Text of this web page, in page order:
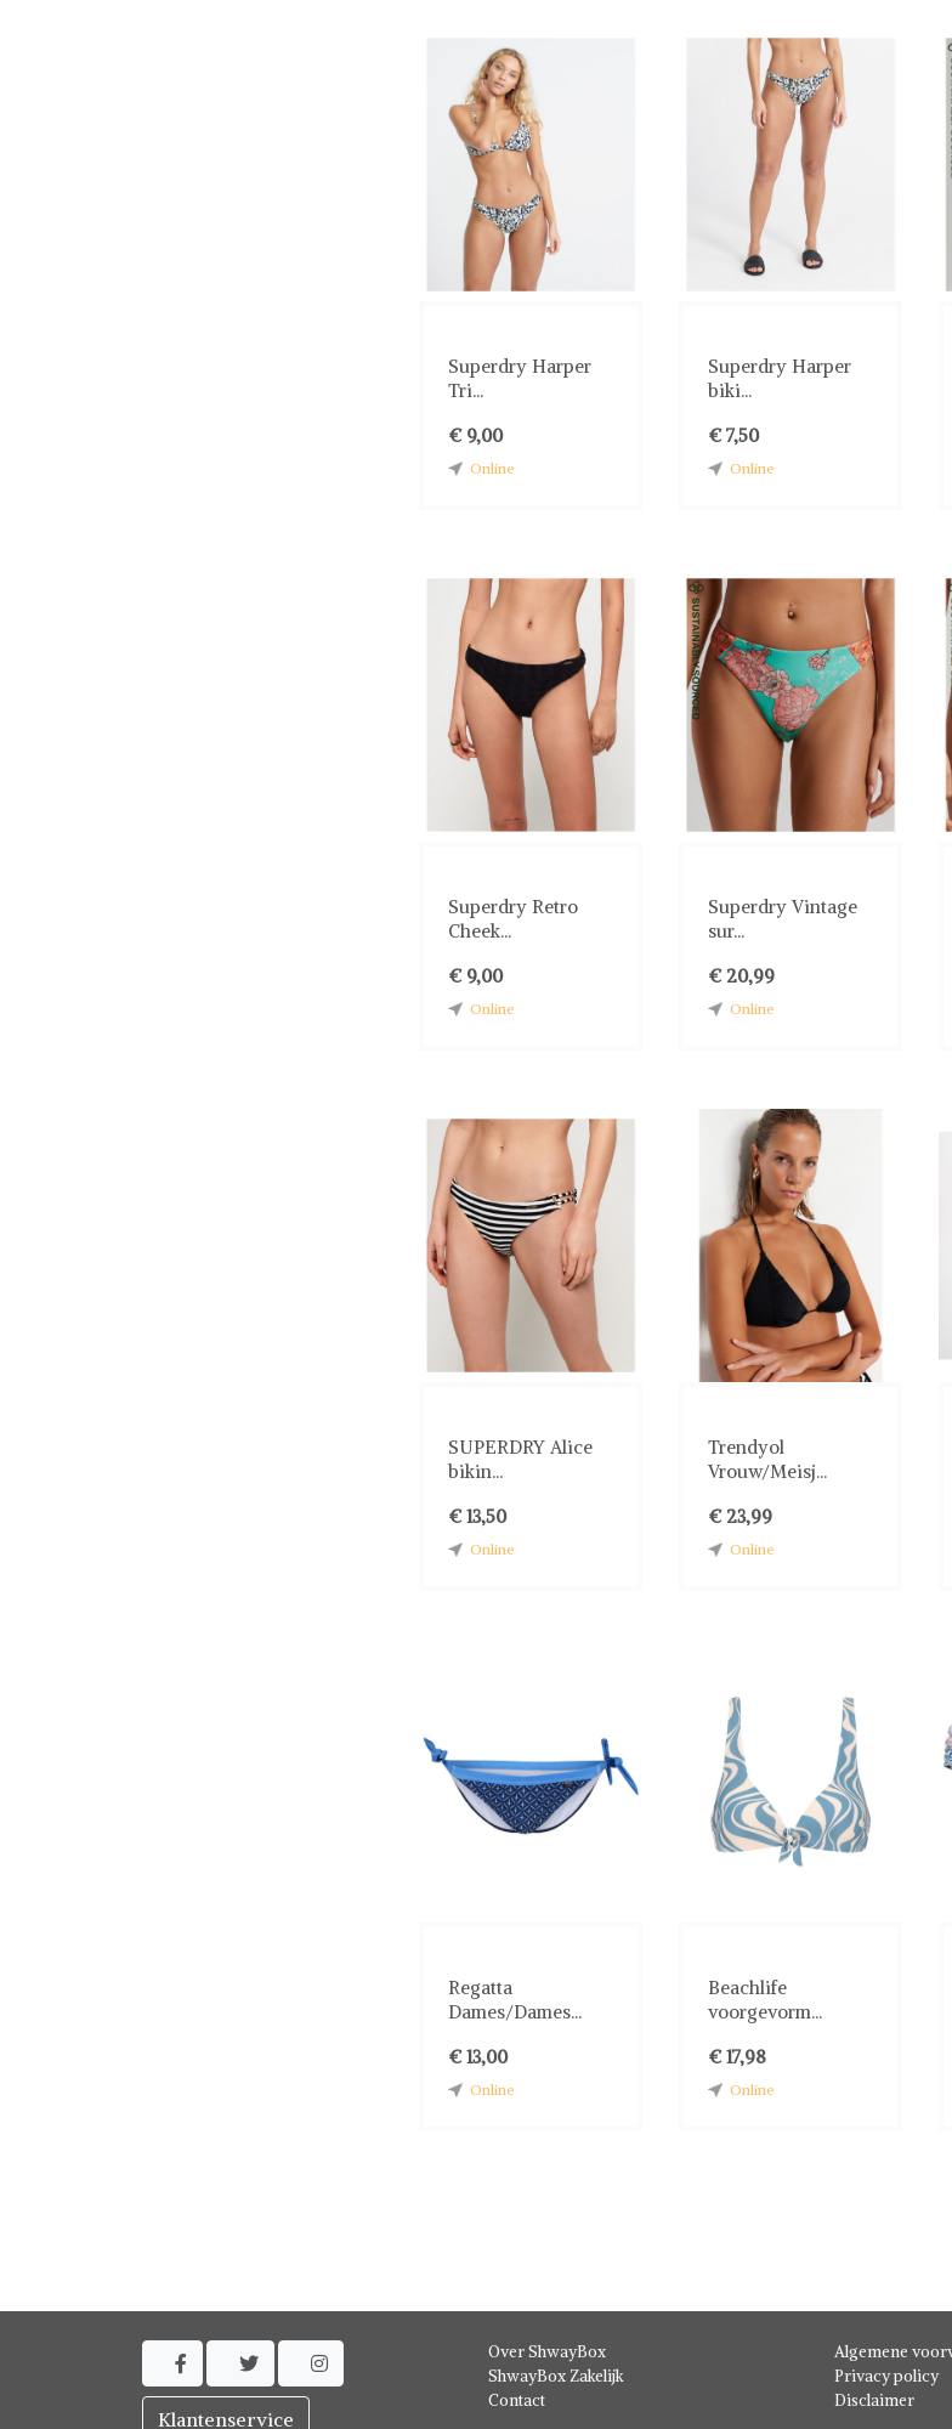
Superdry Harper
Tri...
€ 9,00
Online
Superdry Harper
biki...
€ 7,50
Online
Superdry Retro
Cheek...
€ 9,00
Online
Superdry Vintage
sur...
€ 20,99
Online
SUPERDRY Alice
bikin...
€ 13,50
Online
Trendyol
Vrouw/Meisj...
€ 23,99
Online
Regatta
Dames/Dames...
€ 13,00
Online
Beachlife
voorgevorm...
€ 17,98
Online
  
Klantenservice
Over ShwayBox
ShwayBox Zakelijk
Contact
Algemene
Privacy policy
Disclaimer